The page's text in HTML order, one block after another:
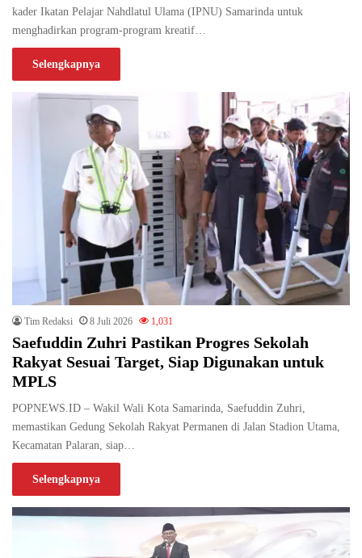
kader Ikatan Pelajar Nahdlatul Ulama (IPNU) Samarinda untuk
menghadirkan program-program kreatif…
Selengkapnya
Tim Redaksi 8 Juli 2026 1,031
Saefuddin Zuhri Pastikan Progres Sekolah
Rakyat Sesuai Target, Siap Digunakan untuk
MPLS
POPNEWS.ID – Wakil Wali Kota Samarinda, Saefuddin Zuhri,
memastikan Gedung Sekolah Rakyat Permanen di Jalan Stadion Utama,
Kecamatan Palaran, siap…
Selengkapnya